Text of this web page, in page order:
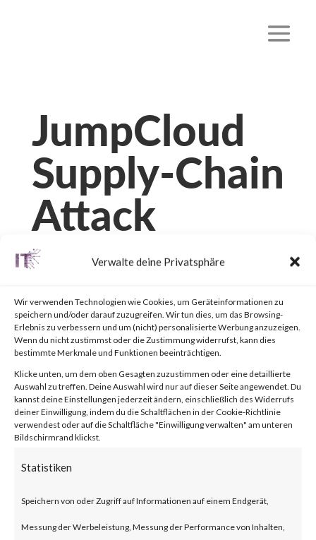
Verwalte deine Privatsphäre
Wir verwenden Technologien wie Cookies, um Geräteinformationen zu
speichern und/oder darauf zuzugreifen. Wir tun dies, um das Browsing-
Erlebnis zu verbessern und um (nicht) personalisierte Werbung anzuzeigen.
Wenn du nicht zustimmst oder die Zustimmung widerrufst, kann dies
bestimmte Merkmale und Funktionen beeinträchtigen.
Klicke unten, um dem oben Gesagten zuzustimmen oder eine detaillierte
Auswahl zu treffen. Deine Auswahl wird nur auf dieser Seite angewendet. Du
kannst deine Einstellungen jederzeit ändern, einschließlich des Widerrufs
deiner Einwilligung, indem du die Schaltflächen in der Cookie-Richtlinie
verwendest oder auf die Schaltfläche "Einwilligung verwalten" am unteren
Bildschirmrand klickst.
Statistiken
Speichern von oder Zugriff auf Informationen auf einem Endgerät,
Messung der Werbeleistung, Messung der Performance von Inhalten,
JumpCloud
Supply-Chain
Attack
von 24. Juli 2023 Unkategorisiert | 0 Kommentare
Facebook 0
What is JumpCloud?
JumpCloud is a U.S. based IT
central access control and
device management centralized
user, device and application